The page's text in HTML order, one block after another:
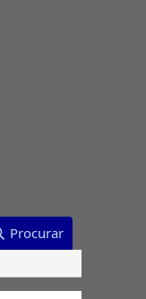
Procurar